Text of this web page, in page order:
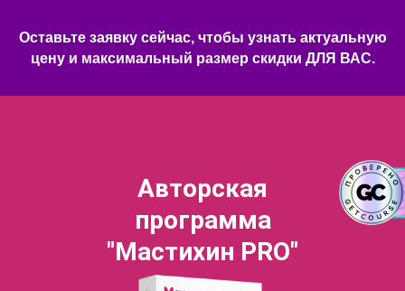
Оставьте заявку сейчас, чтобы узнать актуальную
цену и максимальный размер скидки ДЛЯ ВАС.
Авторская
программа
"Мастихин PRO"